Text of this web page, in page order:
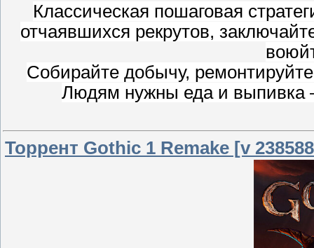
Классическая пошаговая
отчаявшихся рекрутов,
Собирайте добычу,
Людям нужны еда и выпивка
Торрент Gothic 1 Remake [v